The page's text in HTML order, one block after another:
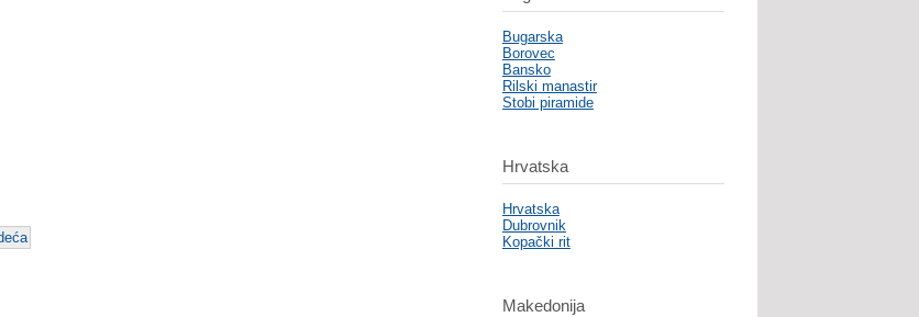
Bugarska
Borovec
Bansko
Rilski manastir
Stobi piramide
Hrvatska
Hrvatska
Dubrovnik
Kopački rit
Makedonija